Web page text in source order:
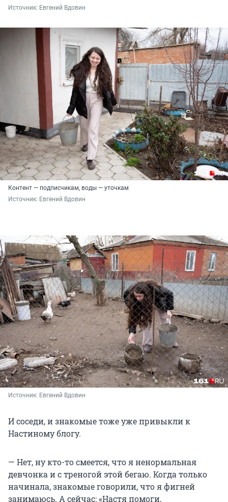
Источник: Евгений Вдовин
Контент — подписчикам, воды — уточкам
Источник: Евгений Вдовин
Источник: Евгений Вдовин
И соседи, и знакомые тоже уже привыкли к
Настиному блогу.
— Нет, ну кто-то смеется, что я ненормальная
девчонка и с треногой этой бегаю. Когда только
начинала, знакомые говорили, что я фигней
занимаюсь. А сейчас: «Настя помоги,